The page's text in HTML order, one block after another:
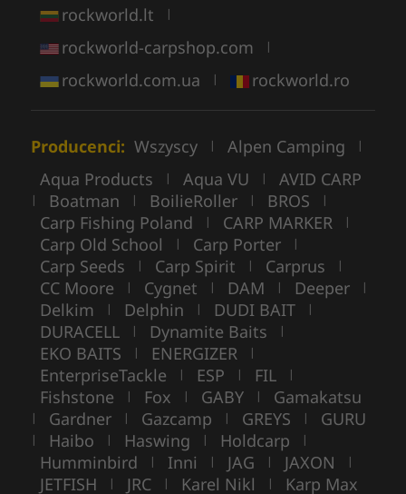
rockworld.lt |
rockworld-carpshop.com |
rockworld.com.ua | rockworld.ro
Producenci: Wszyscy | Alpen Camping |
Aqua Products | Aqua VU | AVID CARP
| Boatman | BoilieRoller | BROS |
Carp Fishing Poland | CARP MARKER |
Carp Old School | Carp Porter |
Carp Seeds | Carp Spirit | Carprus |
CC Moore | Cygnet | DAM | Deeper |
Delkim | Delphin | DUDI BAIT |
DURACELL | Dynamite Baits |
EKO BAITS | ENERGIZER |
EnterpriseTackle | ESP | FIL |
Fishstone | Fox | GABY | Gamakatsu
| Gardner | Gazcamp | GREYS | GURU
| Haibo | Haswing | Holdcarp |
Humminbird | Inni | JAG | JAXON |
JETFISH | JRC | Karel Nikl | Karp Max